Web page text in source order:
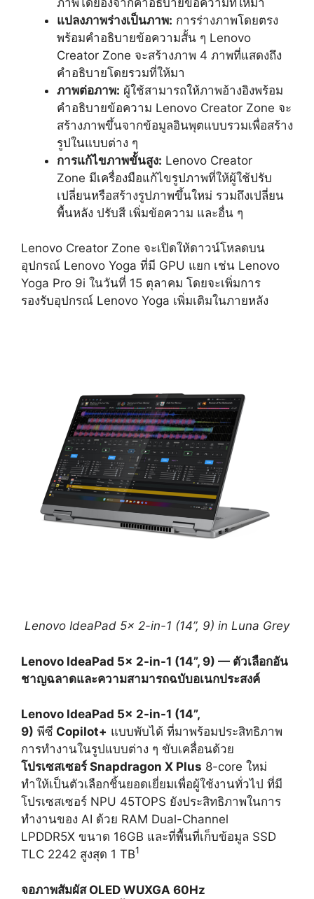
แปลงภาพร่างเป็นภาพ: การร่างภาพโดยตรง
พร้อมคำอธิบายข้อความสั้น ๆ Lenovo
Creator Zone จะสร้างภาพ 4 ภาพที่แสดงถึง
คำอธิบายโดยรวมที่ให้มา
ภาพต่อภาพ: ผู้ใช้สามารถให้ภาพอ้างอิงพร้อม
คำอธิบายข้อความ Lenovo Creator Zone จะ
สร้างภาพขึ้นจากข้อมูลอินพุตแบบรวมเพื่อสร้าง
รูปในแบบต่าง ๆ
การแก้ไขภาพขั้นสูง: Lenovo Creator
Zone มีเครื่องมือแก้ไขรูปภาพที่ให้ผู้ใช้ปรับ
เปลี่ยนหรือสร้างรูปภาพขึ้นใหม่ รวมถึงเปลี่ยน
พื้นหลัง ปรับสี เพิ่มข้อความ และอื่น ๆ
Lenovo Creator Zone จะเปิดให้ดาวน์โหลดบน
อุปกรณ์ Lenovo Yoga ที่มี GPU แยก เช่น Lenovo
Yoga Pro 9i ในวันที่ 15 ตุลาคม โดยจะเพิ่มการ
รองรับอุปกรณ์ Lenovo Yoga เพิ่มเติมในภายหลัง
Lenovo IdeaPad 5x 2-in-1 (14”, 9) in Luna Grey
Lenovo IdeaPad 5x 2-in-1 (14”, 9) — ตัวเลือกอัน
ชาญฉลาดและความสามารถฉบับอเนกประสงค์
Lenovo IdeaPad 5x 2-in-1 (14”,
9) พีซี Copilot+ แบบพับได้ ที่มาพร้อมประสิทธิภาพ
การทำงานในรูปแบบต่าง ๆ ขับเคลื่อนด้วย
โปรเซสเซอร์Snapdragon X Plus 8-core ใหม่
ทำให้เป็นตัวเลือกชิ้นยอดเยี่ยมเพื่อผู้ใช้งานทั่วไป ที่มี
โปรเซสเซอร์ NPU 45TOPS ยังประสิทธิภาพในการ
ทำงานของ AI ด้วย RAM Dual-Channel
LPDDR5X ขนาด 16GB และที่พื้นที่เก็บข้อมูล SSD
TLC 2242 สูงสุด 1 TB1
จอภาพสัมผัส OLED WUXGA 60Hz